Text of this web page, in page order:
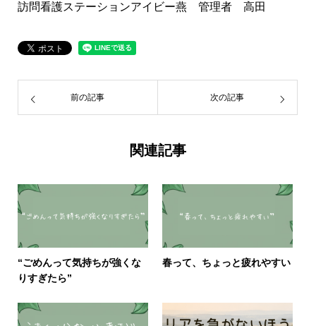
訪問看護ステーションアイビー燕 管理者 高田
前の記事 次の記事
関連記事
“ごめんって気持ちが強くな
りすぎたら”
春って、ちょっと疲れやすい